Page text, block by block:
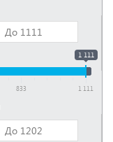
1 111
833 1 111